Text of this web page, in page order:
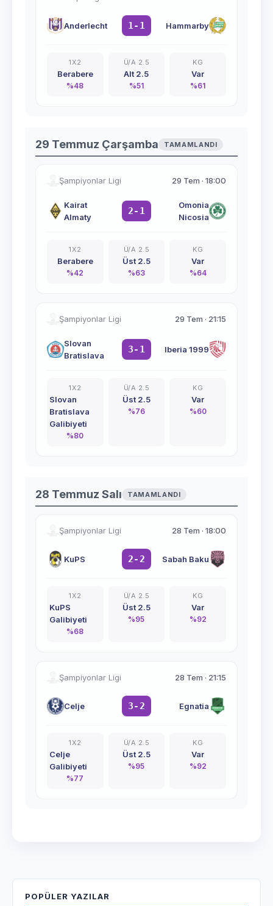
Anderlecht 1-1 Hammarby
1X2
Berabere
%48
Ü/A 2.5
Alt 2.5
%51
KG
Var
%61
29 Temmuz Çarşamba TAMAMLANDI
Şampiyonlar Ligi 29 Tem · 18:00
Kairat
Almaty
2-1
Omonia
Nicosia
1X2
Berabere
%42
Ü/A 2.5
Üst 2.5
%63
KG
Var
%64
Şampiyonlar Ligi 29 Tem · 21:15
Slovan
Bratislava
3-1 Iberia 1999
1X2
Slovan
Bratislava
Galibiyeti
%80
Ü/A 2.5
Üst 2.5
%76
KG
Var
%60
28 Temmuz Salı TAMAMLANDI
Şampiyonlar Ligi 28 Tem · 18:00
KuPS 2-2 Sabah Baku
1X2
KuPS
Galibiyeti
%68
Ü/A 2.5
Üst 2.5
%95
KG
Var
%92
Şampiyonlar Ligi 28 Tem · 21:15
Celje 3-2 Egnatia
1X2
Celje
Galibiyeti
%77
Ü/A 2.5
Üst 2.5
%95
KG
Var
%92
POPÜLER YAZILAR